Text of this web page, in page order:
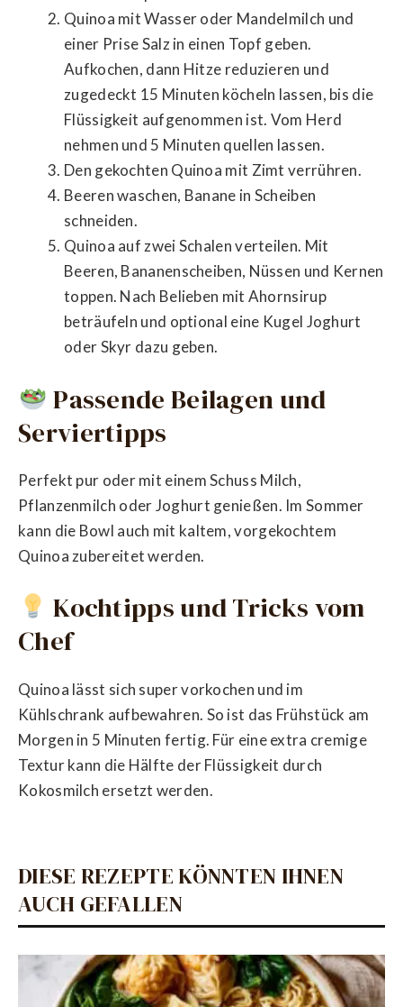
Quinoa mit Wasser oder Mandelmilch und
einer Prise Salz in einen Topf geben.
Aufkochen, dann Hitze reduzieren und
zugedeckt 15 Minuten köcheln lassen, bis die
Flüssigkeit aufgenommen ist. Vom Herd
nehmen und 5 Minuten quellen lassen.
Den gekochten Quinoa mit Zimt verrühren.
Beeren waschen, Banane in Scheiben
schneiden.
Quinoa auf zwei Schalen verteilen. Mit
Beeren, Bananenscheiben, Nüssen und Kernen
toppen. Nach Belieben mit Ahornsirup
beträufeln und optional eine Kugel Joghurt
oder Skyr dazu geben.
Passende Beilagen und
Serviertipps
Perfekt pur oder mit einem Schuss Milch,
Pflanzenmilch oder Joghurt genießen. Im Sommer
kann die Bowl auch mit kaltem, vorgekochtem
Quinoa zubereitet werden.
Kochtipps und Tricks vom
Chef
Quinoa lässt sich super vorkochen und im
Kühlschrank aufbewahren. So ist das Frühstück am
Morgen in 5 Minuten fertig. Für eine extra cremige
Textur kann die Hälfte der Flüssigkeit durch
Kokosmilch ersetzt werden.
DIESE REZEPTE KÖNNTEN IHNEN
AUCH GEFALLEN